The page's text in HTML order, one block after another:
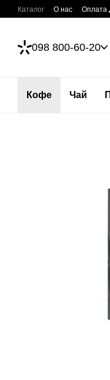
Перейти к основному
Каталог О нас Оплата
098 800-60-20
Кофе Чай